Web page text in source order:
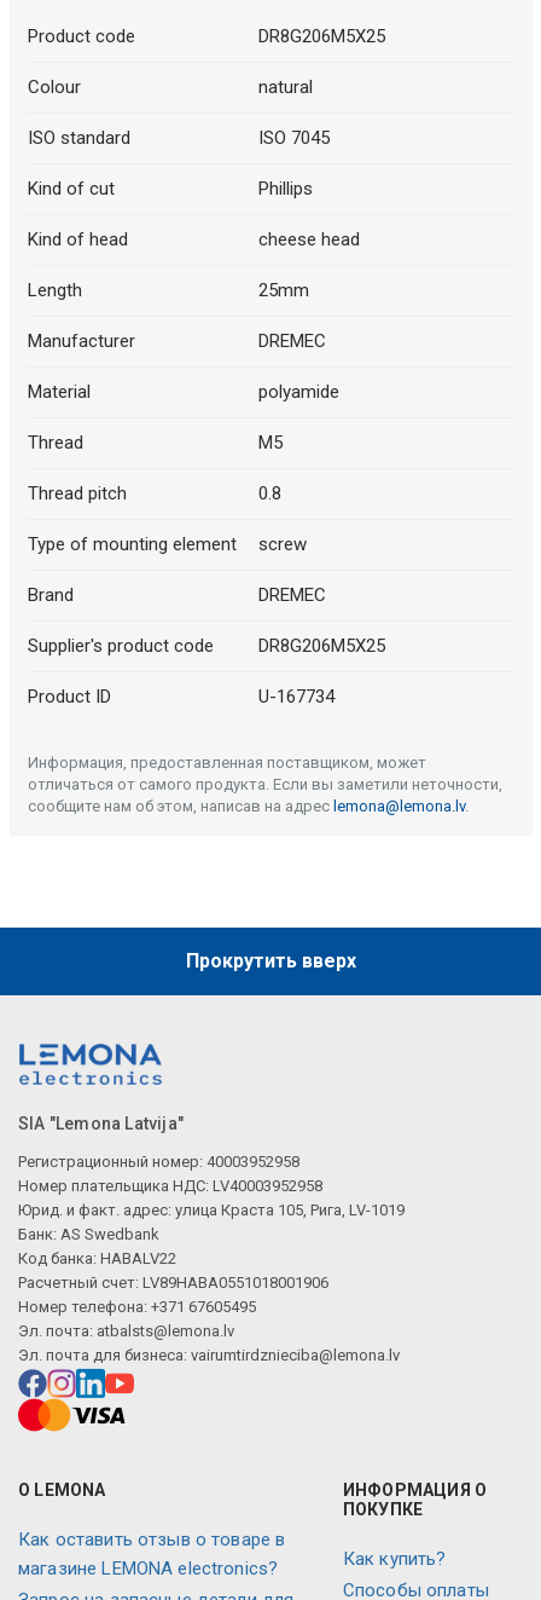
Product code DR8G206M5X25
Colour natural
ISO standard ISO 7045
Kind of cut Phillips
Kind of head cheese head
Length 25mm
Manufacturer DREMEC
Material polyamide
Thread M5
Thread pitch 0.8
Type of mounting element screw
Brand DREMEC
Supplier's product code DR8G206M5X25
Product ID U-167734
Информация, предоставленная поставщиком, может
отличаться от самого продукта. Если вы заметили неточности,
сообщите нам об этом, написав на адрес lemona@lemona.lv.
Прокрутить вверх
SIA "Lemona Latvija"
Регистрационный номер: 40003952958
Номер плательщика НДС: LV40003952958
Юрид. и факт. адрес: улица Краста 105, Рига, LV-1019
Банк: AS Swedbank
Код банка: HABALV22
Расчетный счет: LV89HABA0551018001906
Номер телефона: +371 67605495
Эл. почта: atbalsts@lemona.lv
Эл. почта для бизнеса: vairumtirdznieciba@lemona.lv
О LEMONA
Как оставить отзыв о товаре в
магазине LEMONA electronics?
ИНФОРМАЦИЯ О
ПОКУПКЕ
Как купить?
Способы оплаты